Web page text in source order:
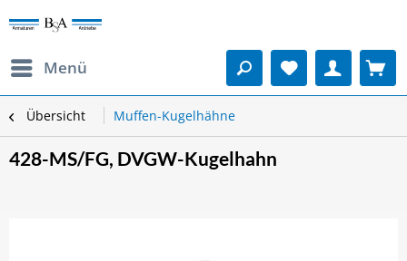
Menü
Übersicht Muffen-Kugelhähne
428-MS/FG, DVGW-Kugelhahn